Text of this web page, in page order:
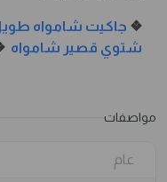
❖ جاكيت شامواه
شتوي قصير شامواه
مواصفات
عام